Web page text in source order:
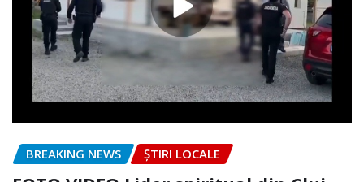
BREAKING NEWS ȘTIRI LOCALE